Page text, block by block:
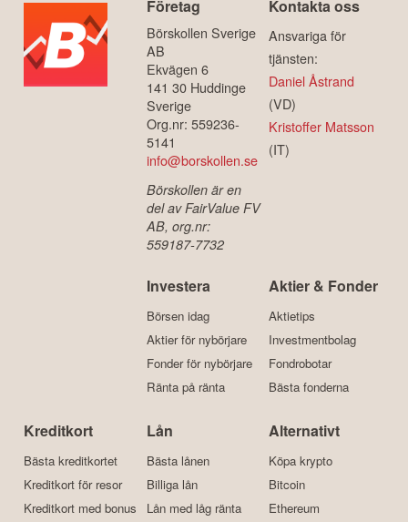
Företag
Börskollen Sverige
AB
Ekvägen 6
141 30 Huddinge
Sverige
Org.nr: 559236-
5141
info@borskollen.se
Börskollen är en
del av FairValue FV
AB, org.nr:
559187-7732
Kontakta oss
Ansvariga för
tjänsten:
Daniel Åstrand
(VD)
Kristoffer Matsson
(IT)
Investera
Börsen idag
Aktier för nybörjare
Fonder för nybörjare
Ränta på ränta
Aktier & Fonder
Aktietips
Investmentbolag
Fondrobotar
Bästa fonderna
Kreditkort
Bästa kreditkortet
Kreditkort för resor
Kreditkort med bonus
Lån
Bästa lånen
Billiga lån
Lån med låg ränta
Alternativt
Köpa krypto
Bitcoin
Ethereum